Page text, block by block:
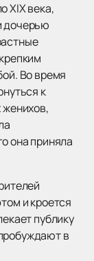
XIX века,
дочерью
Во время
к
женихов,
она приняла
и кроется
публику
в